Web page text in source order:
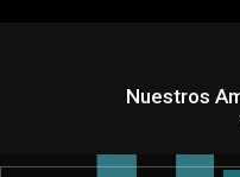
Nuestros